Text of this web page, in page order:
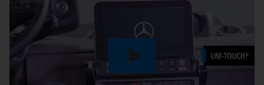
Búsqueda
Play